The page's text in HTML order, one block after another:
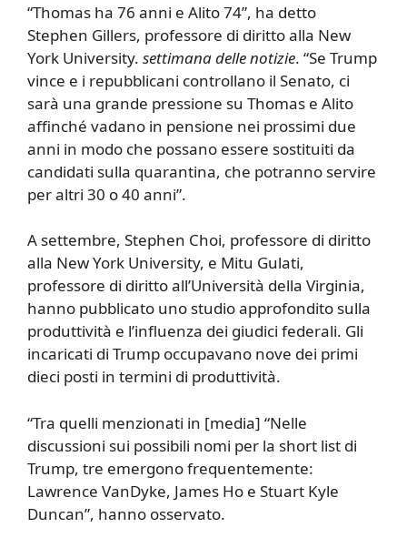
“Thomas ha 76 anni e Alito 74”, ha detto
Stephen Gillers, professore di diritto alla New
York University. settimana delle notizie. “Se Trump
vince e i repubblicani controllano il Senato, ci
sarà una grande pressione su Thomas e Alito
affinché vadano in pensione nei prossimi due
anni in modo che possano essere sostituiti da
candidati sulla quarantina, che potranno servire
per altri 30 o 40 anni”.
A settembre, Stephen Choi, professore di diritto
alla New York University, e Mitu Gulati,
professore di diritto all’Università della Virginia,
hanno pubblicato uno studio approfondito sulla
produttività e l’influenza dei giudici federali. Gli
incaricati di Trump occupavano nove dei primi
dieci posti in termini di produttività.
“Tra quelli menzionati in [media] “Nelle
discussioni sui possibili nomi per la short list di
Trump, tre emergono frequentemente:
Lawrence VanDyke, James Ho e Stuart Kyle
Duncan”, hanno osservato.